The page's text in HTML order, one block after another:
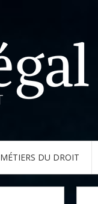
MÉTIERS DU DROIT